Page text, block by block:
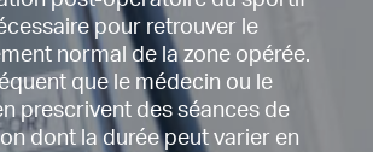
pour retrouver le
normal de la zone opérée.
que le médecin ou le
prescrivent des séances de
dont la durée peut varier en